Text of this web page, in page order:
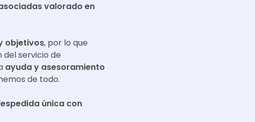
valorado en
objetivos, por lo que
servicio de
ayuda y asesoramiento
de todo.
única con